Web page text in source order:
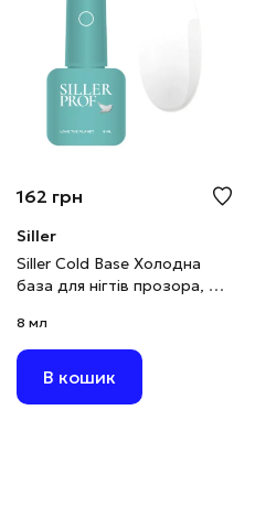
162 грн
Siller
Siller Cold Base Холодна
база для нігтів прозора, 8
8 мл
В кошик